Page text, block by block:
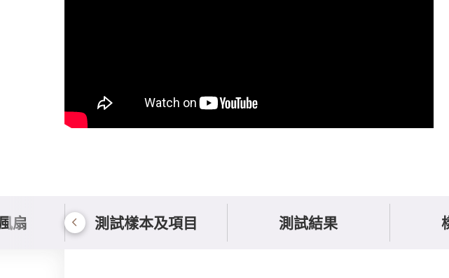
扇 測試樣本及項目 測試結果